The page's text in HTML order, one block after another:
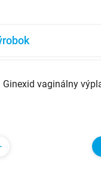
Ginexid vaginálny